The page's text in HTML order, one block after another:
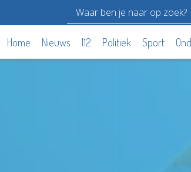
Home Nieuws 112 Politiek Sport